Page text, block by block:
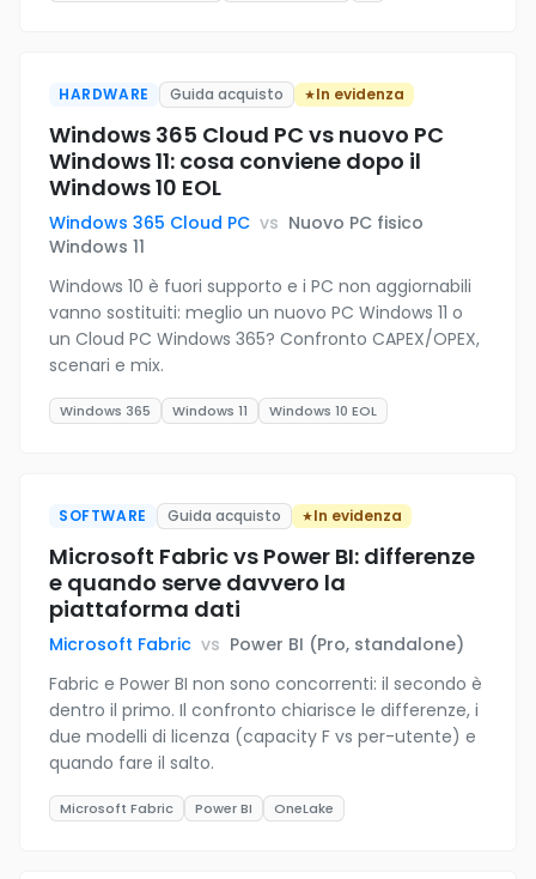
HARDWARE Guida acquisto In evidenza
Windows 365 Cloud PC vs nuovo PC
Windows 11: cosa conviene dopo il
Windows 10 EOL
Windows 365 Cloud PC vs Nuovo PC fisico
Windows 11
Windows 10 è fuori supporto e i PC non aggiornabili
vanno sostituiti: meglio un nuovo PC Windows 11 o
un Cloud PC Windows 365? Confronto CAPEX/OPEX,
scenari e mix.
Windows 365 Windows 11 Windows 10 EOL
SOFTWARE Guida acquisto In evidenza
Microsoft Fabric vs Power BI: differenze
e quando serve davvero la
piattaforma dati
Microsoft Fabric vs Power BI (Pro, standalone)
Fabric e Power BI non sono concorrenti: il secondo è
dentro il primo. Il confronto chiarisce le differenze, i
due modelli di licenza (capacity F vs per-utente) e
quando fare il salto.
Microsoft Fabric Power BI OneLake